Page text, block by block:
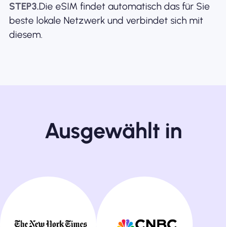
STEP3.Die eSIM findet automatisch das für Sie
beste lokale Netzwerk und verbindet sich mit
diesem.
Ausgewählt in